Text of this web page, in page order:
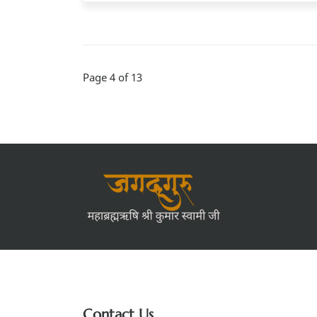
Page 4 of 13